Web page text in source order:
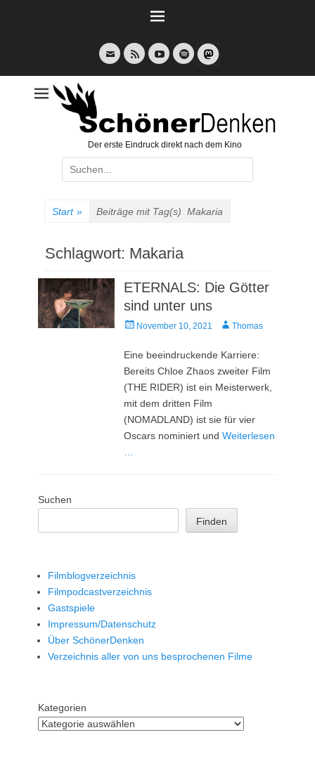
E-
Mail
Feed YouTubeSpotify
Der erste Eindruck direkt nach dem Kino
Suche
nach:
Start » Beiträge mit Tag(s) Makaria
Schlagwort: Makaria
ETERNALS: Die Götter
sind unter uns
Veröffentlicht
November 10, 2021 AutorThomas
Eine beeindruckende Karriere:
Bereits Chloe Zhaos zweiter Film
(THE RIDER) ist ein Meisterwerk,
mit dem dritten Film
(NOMADLAND) ist sie für vier
Oscars nominiert undWeiterlesen
Suchen
Finden
Filmblogverzeichnis
Filmpodcastverzeichnis
Gastspiele
Impressum/Datenschutz
Über SchönerDenken
Verzeichnis aller von uns besprochenen Filme
Kategorien